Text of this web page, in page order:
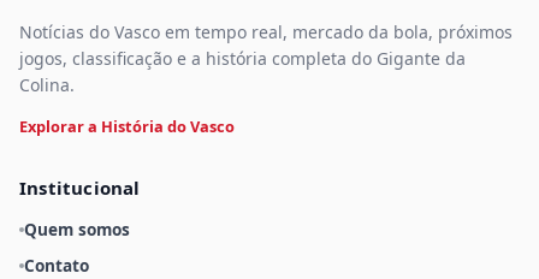
Notícias do Vasco em tempo real, mercado da bola, próximos
jogos, classificação e a história completa do Gigante da
Colina.
Explorar a História do Vasco
Institucional
Quem somos
Contato